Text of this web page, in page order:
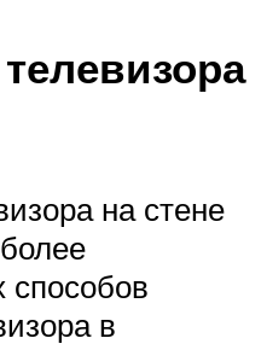
на стене
способов
в